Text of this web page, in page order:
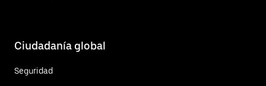
Ciudadanía global
Seguridad